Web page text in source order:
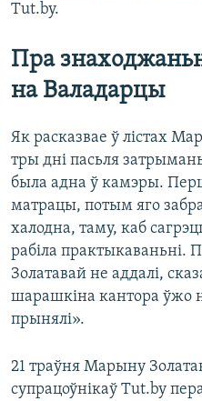
Tut.by.
Пра
на Валадарцы
Як расказвае ў лістах
тры дні пасьля
была адна ў камэры.
матрацы, потым яго
халодна, таму, каб
рабіла практыкаваньні.
Золатавай не аддалі,
шарашкіна кантора ўжо
прынялі».
21 траўня Марыну
супрацоўнікаў Tut.by